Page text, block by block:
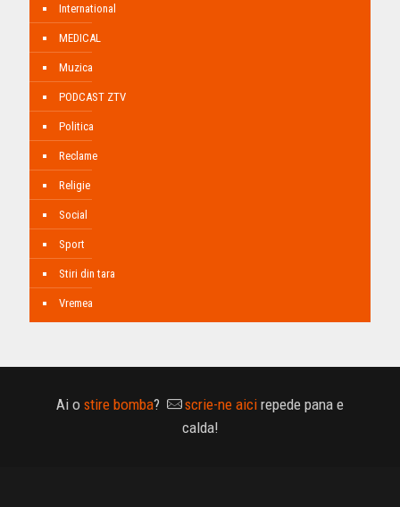
International
MEDICAL
Muzica
PODCAST ZTV
Politica
Reclame
Religie
Social
Sport
Stiri din tara
Vremea
Ai o stire bomba? scrie-ne aici repede pana e
calda!